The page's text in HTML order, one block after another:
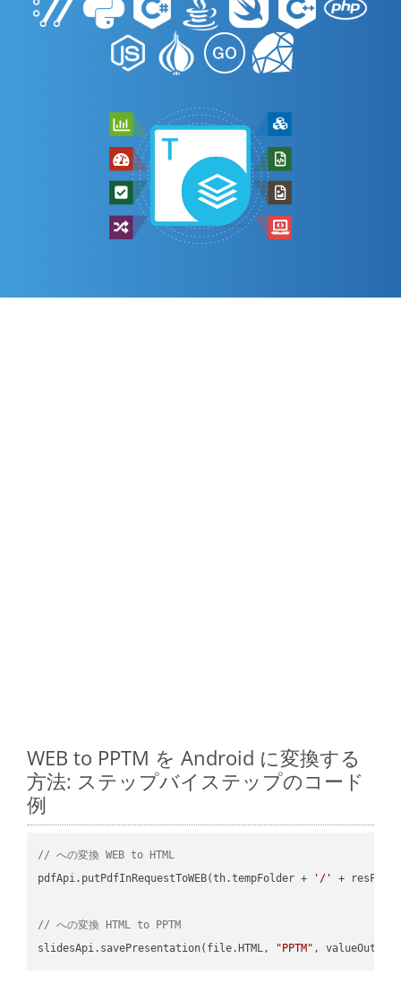
WEB to PPTM を Android に変換する
方法: ステップバイステップのコード
例
// への変換 WEB to HTML
pdfApi.putPdfInRequestToWEB(th.tempFolder +
'/' +
// への変換 HTML to PPTM
slidesApi.savePresentation(file.HTML,
"PPTM"